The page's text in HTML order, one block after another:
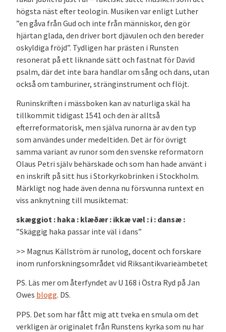
högsta näst efter teologin. Musiken var enligt Luther
”en gåva från Gud och inte från människor, den gör
hjärtan glada, den driver bort djävulen och den bereder
oskyldiga fröjd”. Tydligen har prästen i Runsten
resonerat på ett liknande sätt och fastnat för David
psalm, där det inte bara handlar om sång och dans, utan
också om tamburiner, stränginstrument och flöjt.
Runinskriften i mässboken kan av naturliga skäl ha
tillkommit tidigast 1541 och den är alltså
efterreformatorisk, men själva runorna är av den typ
som användes under medeltiden. Det är för övrigt
samma variant av runor som den svenske reformatorn
Olaus Petri själv behärskade och som han hade använt i
en inskrift på sitt hus i Storkyrkobrinken i Stockholm.
Märkligt nog hade även denna nu försvunna runtext en
viss anknytning till musiktemat:
skæggiot : haka : klæðær : ikkæ væl : i : dansæ :
”Skäggig haka passar inte väl i dans”
>> Magnus Källström är runolog, docent och forskare
inom runforskningsområdet vid Riksantikvarieämbetet
PS. Läs mer om återfyndet av U 168 i Östra Ryd på Jan
Owes blogg. DS.
PPS. Det som har fått mig att tveka en smula om det
verkligen är originalet från Runstens kyrka som nu har